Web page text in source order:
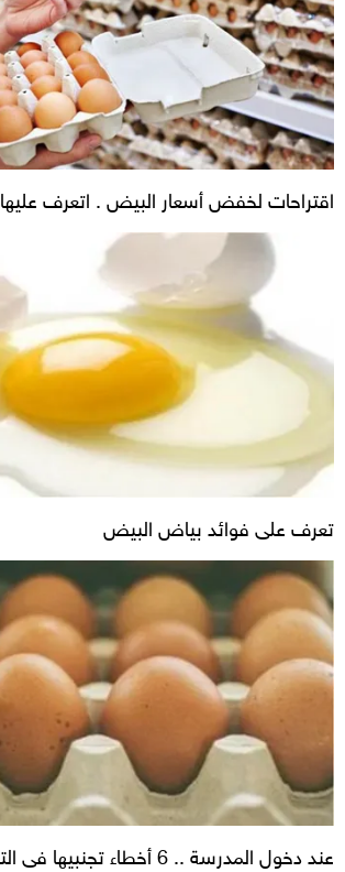
اقتراحات لخفض أسعار البيض . اتعرف عليها
تعرف على فوائد بياض البيض
عند دخول المدرسة .. 6 أخطاء تجنبيها فى التعامل مع البيض